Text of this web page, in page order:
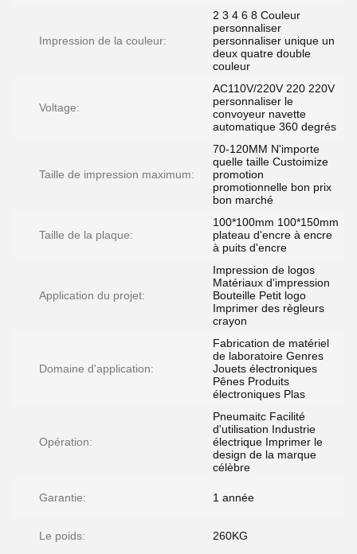
Impression de la couleur:
2 3 4 6 8 Couleur
personnaliser
personnaliser unique un
deux quatre double
couleur
Voltage:
AC110V/220V 220 220V
personnaliser le
convoyeur navette
automatique 360 degrés
Taille de impression maximum:
70-120MM N'importe
quelle taille Custoimize
promotion
promotionnelle bon prix
bon marché
Taille de la plaque:
100*100mm 100*150mm
plateau d'encre à encre
à puits d'encre
Application du projet:
Impression de logos
Matériaux d'impression
Bouteille Petit logo
Imprimer des règleurs
crayon
Domaine d'application:
Fabrication de matériel
de laboratoire Genres
Jouets électroniques
Pênes Produits
électroniques Plas
Opération:
Pneumaitc Facilité
d'utilisation Industrie
électrique Imprimer le
design de la marque
célèbre
Garantie: 1 année
Le poids: 260KG